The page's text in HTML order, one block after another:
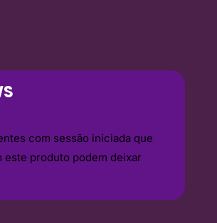
com sessão iniciada que
este produto podem deixar